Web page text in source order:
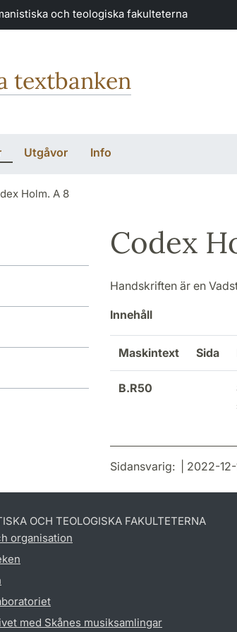
och teologiska fakulteterna
textbanken
Utgåvor Info
Holm. A 8
Codex
Handskriften är en
Innehåll
Maskintext Sida
B.R50
Sidansvarig: | 2022-12-
OCH TEOLOGISKA FAKULTETERNA
organisation
med Skånes musiksamlingar